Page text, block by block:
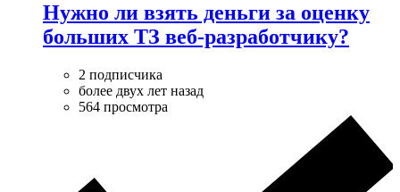
Нужно ли взять деньги за оценку
больших ТЗ веб-разработчику?
2 подписчика
более двух лет назад
564 просмотра